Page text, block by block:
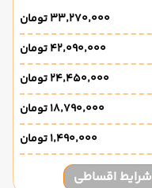
۳۳٬۲۷۰٬۰۰۰ تومان
۴۲٬۰۹۰٬۰۰۰ تومان
۲۴٬۴۵۰٬۰۰۰ تومان
۱۸٬۷۹۰٬۰۰۰ تومان
۱٬۴۹۰٬۰۰۰ تومان
شرایط اقساطی